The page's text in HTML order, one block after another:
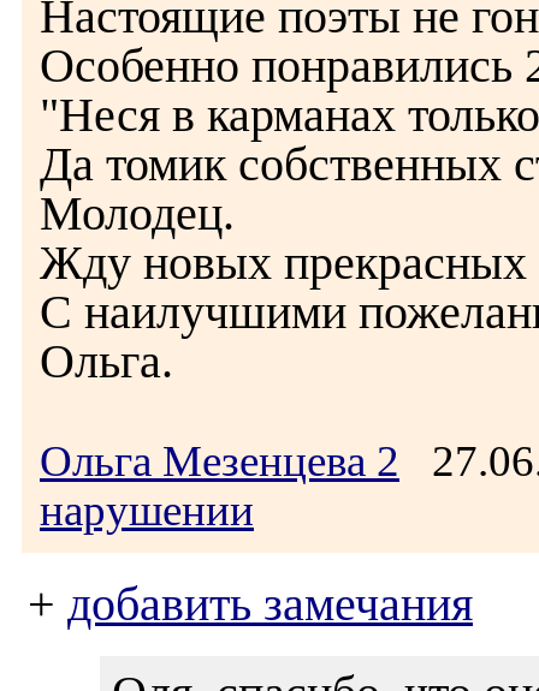
Настоящие поэты не
Особенно понравились
"Неся в карманах
Да томик собственных
Молодец.
Жду новых прекрасных
С наилучшими
Ольга.
Ольга Мезенцева 2
нарушении
+ добавить замечания